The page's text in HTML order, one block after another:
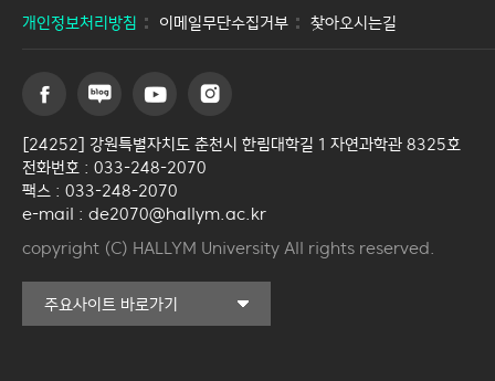
개인정보처리방침 이메일무단수집거부 찾아오시는길
[24252] 강원특별자치도 춘천시 한림대학길 1 자연과학관 8325호
전화번호 : 033-248-2070
팩스 : 033-248-2070
e-mail : de2070@hallym.ac.kr
copyright (C) HALLYM University All rights reserved.
주요사이트 바로가기
커뮤니티교육원